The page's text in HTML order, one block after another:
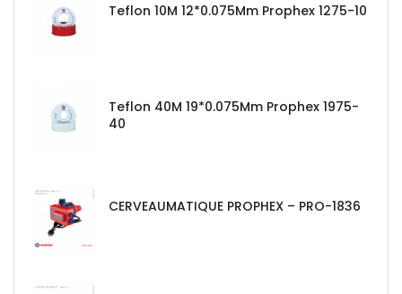
Teflon 10M 12*0.075Mm Prophex 1275-10
Teflon 40M 19*0.075Mm Prophex 1975-
40
CERVEAUMATIQUE PROPHEX – PRO-1836